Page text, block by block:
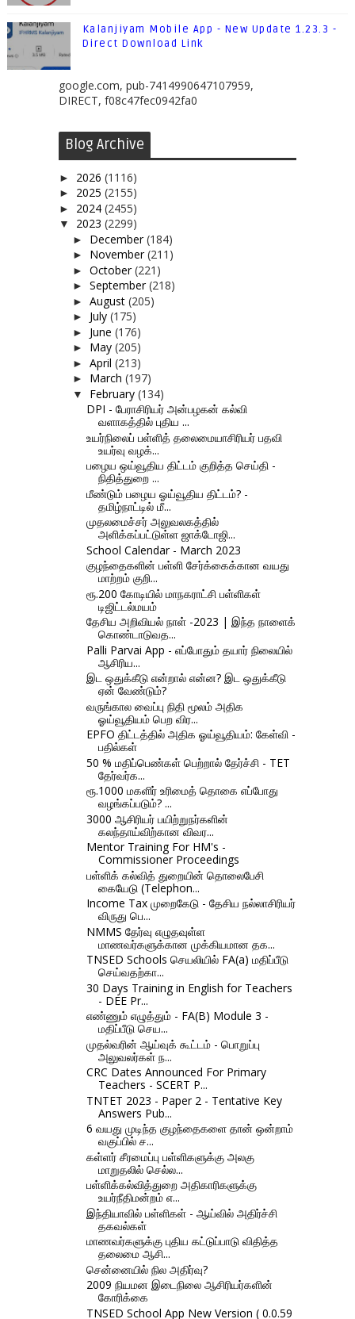
Kalanjiyam Mobile App - New Update 1.23.3 -
Direct Download Link
google.com, pub-7414990647107959,
DIRECT, f08c47fec0942fa0
Blog Archive
► 2026 (1116)
► 2025 (2155)
► 2024 (2455)
▼ 2023 (2299)
► December(184)
► November(211)
► October(221)
► September(218)
► August (205)
► July (175)
► June (176)
► May (205)
► April (213)
► March (197)
▼ February (134)
DPI - பேராசிரியர் அன்பழகன் கல்வி
வளாகத்தில் புதிய ...
உயர்நிலைப் பள்ளித் தலைமையாசிரியர் பதவி
உயர்வு வழக்...
பழைய ஒய்வூதிய திட்டம் குறித்த செய்தி -
நிதித்துறை ...
மீண்டும் பழைய ஓய்வூதிய திட்டம்? -
தமிழ்நாட்டில் மீ...
முதலமைச்சர் அலுவலகத்தில்
அளிக்கப்பட்டுள்ள ஜாக்டோஜி...
School Calendar - March 2023
குழந்தைகளின் பள்ளி சேர்க்கைக்கான வயது
மாற்றம் குறி...
ரூ.200 கோடியில் மாநகராட்சி பள்ளிகள்
டிஜிட்டல்மயம்
தேசிய அறிவியல் நாள் -2023 | இந்த நாளைக்
கொண்டாடுவத...
Palli Parvai App - எப்போதும் தயார் நிலையில்
ஆசிரிய...
இட ஒதுக்கீடு என்றால் என்ன? இட ஒதுக்கீடு
ஏன் வேண்டும்?
வருங்கால வைப்பு நிதி மூலம் அதிக
ஓய்வூதியம் பெற விர...
EPFO திட்டத்தில் அதிக ஓய்வூதியம்: கேள்வி -
பதில்கள்
50 % மதிப்பெண்கள் பெற்றால் தேர்ச்சி - TET
தேர்வர்க...
ரூ.1000 மகளிர் உரிமைத் தொகை எப்போது
வழங்கப்படும்? ...
3000 ஆசிரியர் பயிற்றுநர்களின்
கலந்தாய்விற்கான விவர...
Mentor Training For HM's -
Commissioner Proceedings
பள்ளிக் கல்வித் துறையின் தொலைபேசி
கையேடு (Telephon...
Income Tax முறைகேடு - தேசிய நல்லாசிரியர்
விருது பெ...
NMMS தேர்வு எழுதவுள்ள
மாணவர்களுக்கான முக்கியமான தக...
TNSED Schools செயலியில் FA(a) மதிப்பீடு
செய்வதற்கா...
30 Days Training in English for Teachers
- DEE Pr...
எண்ணும் எழுத்தும் - FA(B) Module 3 -
மதிப்பீடு செய...
முதல்வரின் ஆய்வுக் கூட்டம் - பொறுப்பு
அலுவலர்கள் ந...
CRC Dates Announced For Primary
Teachers - SCERT P...
TNTET 2023 - Paper 2 - Tentative Key
Answers Pub...
6 வயது முடிந்த குழந்தைகளை தான் ஒன்றாம்
வகுப்பில் ச...
கள்ளர் சீரமைப்பு பள்ளிகளுக்கு அலகு
மாறுதலில் செல்ல...
பள்ளிக்கல்வித்துறை அதிகாரிகளுக்கு
உயர்நீதிமன்றம் எ...
இந்தியாவில் பள்ளிகள் - ஆய்வில் அதிர்ச்சி
தகவல்கள்
மாணவர்களுக்கு புதிய கட்டுப்பாடு விதித்த
தலைமை ஆசி...
சென்னையில் நில அதிர்வு?
2009 நியமன இடைநிலை ஆசிரியர்களின்
கோரிக்கை
TNSED School App New Version ( 0.0.59